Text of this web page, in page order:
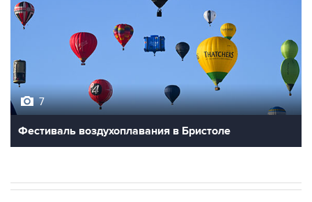
7
Фестиваль воздухоплавания в Бристоле